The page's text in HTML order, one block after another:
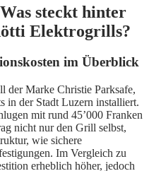
steckt hinter
Elektrogrills?
im Überblick
Marke Christie Parksafe,
in der Stadt Luzern installiert.
mit rund 45’000 Franken
nicht nur den Grill selbst,
wie sichere
Im Vergleich zu
erheblich höher, jedoch